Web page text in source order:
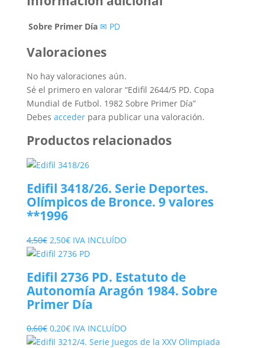
Sobre Primer Día ✉ PD
Valoraciones
No hay valoraciones aún.
Sé el primero en valorar “Edifil 2644/5 PD. Copa
Mundial de Futbol. 1982 Sobre Primer Día”
Debes accederpara publicar una valoración.
Productos relacionados
Edifil 3418/26. Serie Deportes.
Olímpicos de Bronce. 9 valores
**1996
4,50€ El
precio
era:
4,50€.
2,50€El
precio
es:
2,50€.
IVA INCLUÍDO
Edifil 2736 PD. Estatuto de
Autonomía Aragón 1984. Sobre
Primer Día
0,60€ El
precio
0,20€El
precio
IVA INCLUÍDO